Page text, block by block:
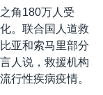
角180万人受
。联合国人道救
亚和索马里部分
人说，救援机构
行性疾病疫情。